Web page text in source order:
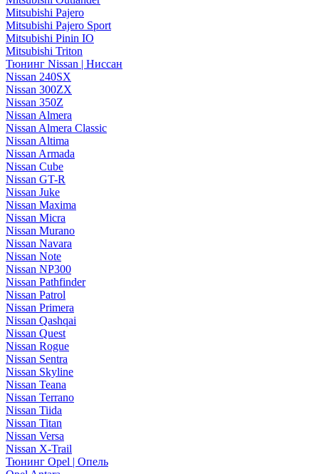
Mitsubishi Pajero
Mitsubishi Pajero Sport
Mitsubishi Pinin IO
Mitsubishi Triton
Тюнинг Nissan | Ниссан
Nissan 240SX
Nissan 300ZX
Nissan 350Z
Nissan Almera
Nissan Almera Classic
Nissan Altima
Nissan Armada
Nissan Cube
Nissan GT-R
Nissan Juke
Nissan Maxima
Nissan Micra
Nissan Murano
Nissan Navara
Nissan Note
Nissan NP300
Nissan Pathfinder
Nissan Patrol
Nissan Primera
Nissan Qashqai
Nissan Quest
Nissan Rogue
Nissan Sentra
Nissan Skyline
Nissan Teana
Nissan Terrano
Nissan Tiida
Nissan Titan
Nissan Versa
Nissan X-Trail
Тюнинг Opel | Опель